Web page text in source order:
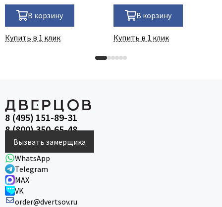
В корзину
Купить в 1 клик
В корзину
Купить в 1 клик
8 (495) 151-89-31
8 (800) 350-65-48
Вызвать замерщика
WhatsApp
Telegram
MAX
VK
order@dvertsov.ru